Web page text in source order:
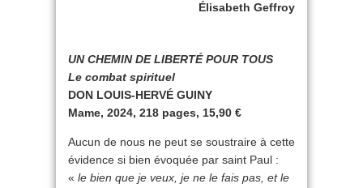
Élisabeth Geffroy
UN CHEMIN DE LIBERTÉ POUR TOUS
Le combat spirituel
DON LOUIS-HERVÉ GUINY
Mame, 2024, 218 pages, 15,90 €
Aucun de nous ne peut se soustraire à cette
évidence si bien évoquée par saint Paul :
« le bien que je veux, je ne le fais pas, et le